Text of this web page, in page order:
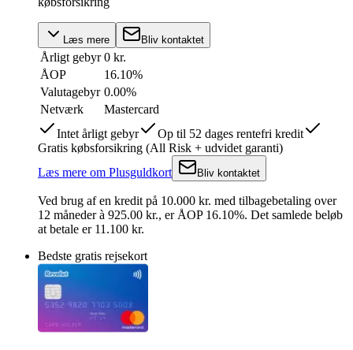
Læs mere Bliv kontaktet
Årligt gebyr 0 kr.
ÅOP
16.10%
Valutagebyr 0.00%
Netværk
Mastercard
Intet årligt gebyr
Op til 52 dages rentefri kredit
Gratis købsforsikring (All Risk + udvidet garanti)
Læs mere om Plusguldkort Bliv kontaktet
Ved brug af en kredit på 10.000 kr. med tilbagebetaling over
12 månederà 925.00 kr., er ÅOP 16.10%. Det samlede beløb
at betale er 11.100 kr.
Bedste gratis rejsekort